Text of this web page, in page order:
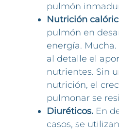
pulmón
Nutrición
pulmón en
energía. Mucha.
al detalle el
nutrientes. Sin
nutrición, el
pulmonar se
Diuréticos. En
casos, se